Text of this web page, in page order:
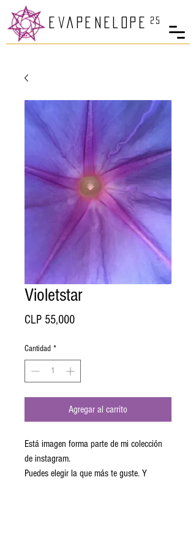
eva PenelopE 25
Violetstar
CLP 55,000Precio
Cantidad *
Agregar al carrito
Está imagen forma parte de mi colección
de instagram.
Puedes elegir la que más te guste. Y